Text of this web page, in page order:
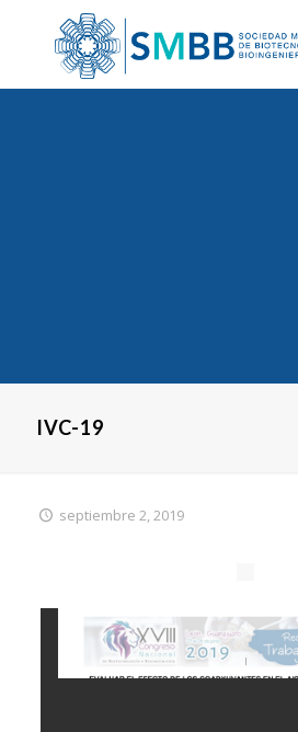
IVC-19
septiembre 2, 2019